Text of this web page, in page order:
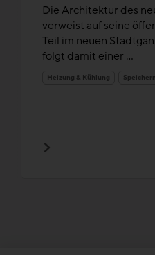
Die Architektur des
verweist auf seine
Teil im neuen
folgt damit einer ...
Heizung & Kühlung